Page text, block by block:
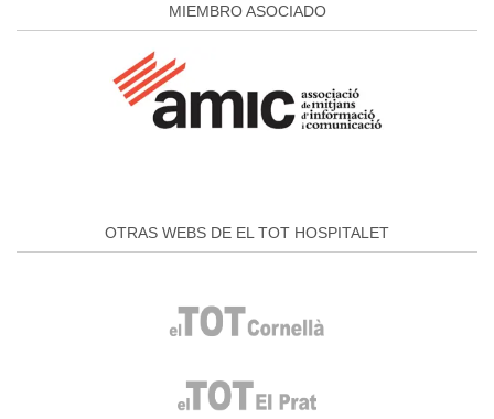
MIEMBRO ASOCIADO
OTRAS WEBS DE EL TOT HOSPITALET